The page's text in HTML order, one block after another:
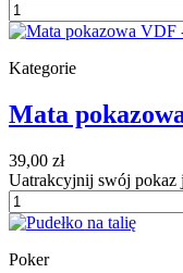
Kategorie
Mata
39,00 zł
Uatrakcyjnij swój pokaz
Poker